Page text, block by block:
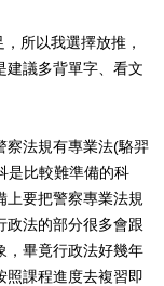
所以我選擇放推，
建議多背單字、看文
察法規有專業法(駱羿
是比較難準備的科
上要把警察專業法規
政法的部分很多會跟
，畢竟行政法好幾年
照課程進度去複習即